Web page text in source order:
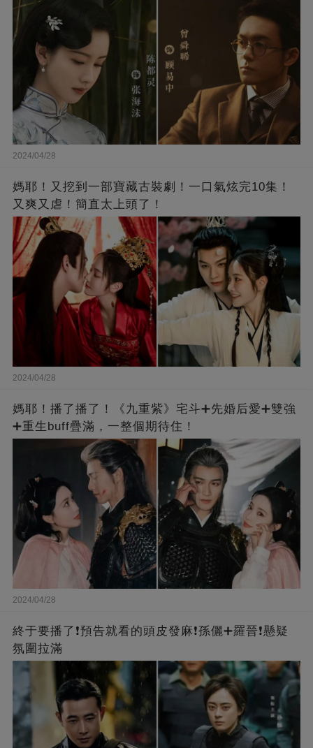
2024/04/28
媽耶！又挖到一部寶藏古裝劇！一口氣炫完10集！
又爽又虐！簡直太上頭了！
2024/04/28
媽耶！播了播了！《九重紫》宅斗➕先婚后愛➕雙強
➕重生buff疊滿，一整個期待住！
2024/04/28
終于要播了❗️預告就看的頭皮發麻❗️孫儷➕羅晉❗懸疑
氛圍拉滿